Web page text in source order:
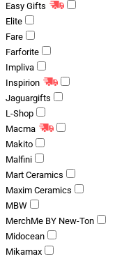
Easy Gifts
Elite
Fare
Farforite
Impliva
Inspirion
Jaguargifts
L-Shop
Macma
Makito
Malfini
Mart Ceramics
Maxim Ceramics
MBW
MerchMe BY New-Ton
Midocean
Mikamax